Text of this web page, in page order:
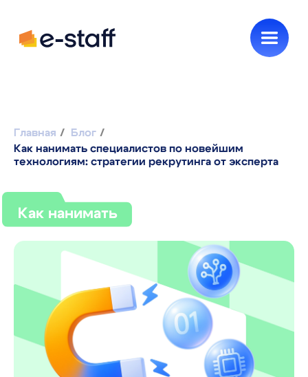
Главная / Блог /
Как нанимать специалистов по новейшим
технологиям: стратегии рекрутинга от эксперта
Как нанимать